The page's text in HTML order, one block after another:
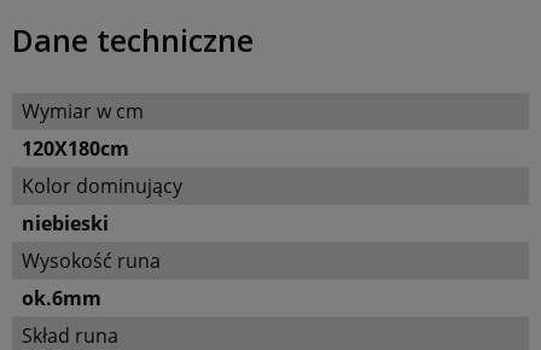
Dane techniczne
Wymiar w cm
120X180cm
Kolor dominujący
niebieski
Wysokość runa
ok.6mm
Skład runa